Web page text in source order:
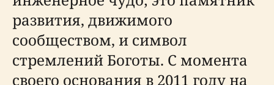
развития, движимого
сообществом, и символ
стремлений Боготы. С момента
своего основания в 2011 году на